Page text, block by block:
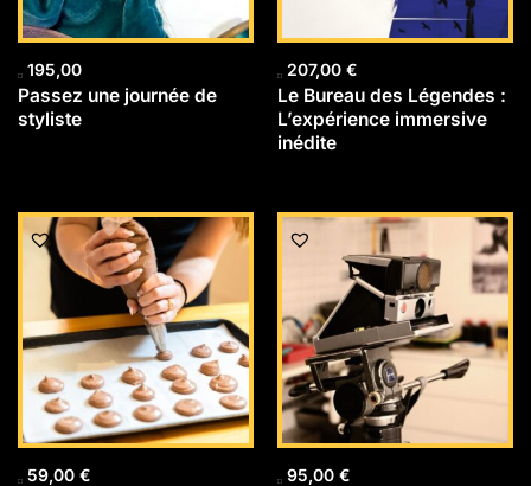
195,00
Passez une journée de
styliste
207,00 €
Le Bureau des Légendes :
L’expérience immersive
inédite
59,00 € 95,00 €